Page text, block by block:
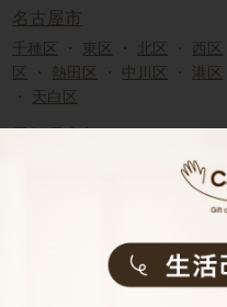
名古屋市
千種区 ・ 東区 ・ 北区 ・ 西区
区
・ 熱田区 ・ 中川区 ・ 港区
・
天白区
春日井市
・
日
・ 蟹江町・ 飛島